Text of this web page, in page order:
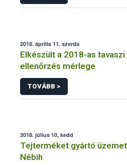
2018. április 11, szerda
Elkészült a 2018-as
ellenőrzés mérlege
TOVÁBB >
2018. július 10, kedd
Tejterméket gyártó
Nébih